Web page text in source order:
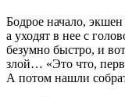
Бодрое начало,
а уходят в нее с
безумно быстро, и
злой… «Это что,
А потом нашли